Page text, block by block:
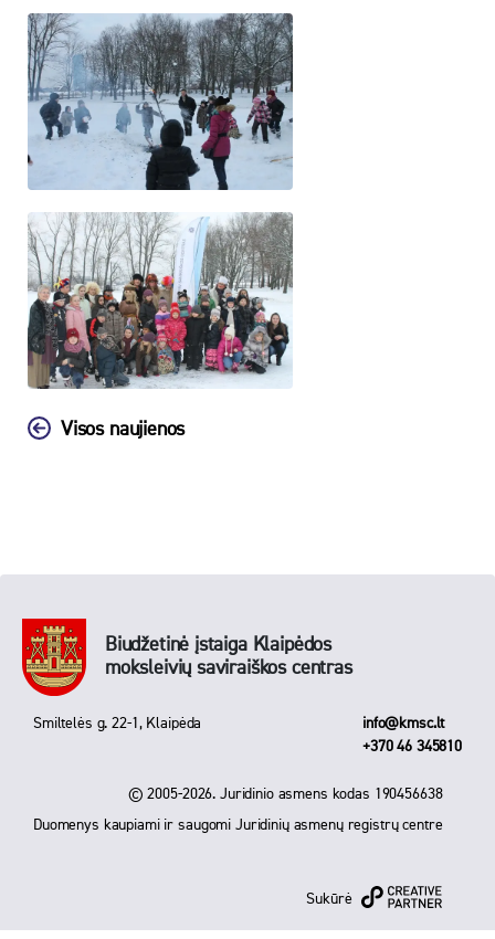
Visos naujienos
Biudžetinė įstaiga Klaipėdos
moksleivių saviraiškos centras
Smiltelės g. 22-1, Klaipėda
info@kmsc.lt
+370 46 345810
© 2005-2026. Juridinio asmens kodas 190456638
Duomenys kaupiami ir saugomi Juridinių asmenų registrų centre
Sukūrė